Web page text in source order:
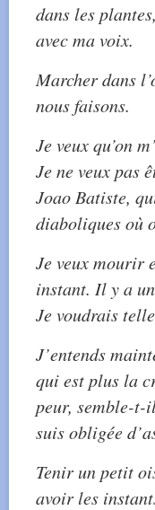
dans les
avec ma voix.
Marcher dans
nous faisons.
Je veux qu’on
Je ne veux pas
Joao Batiste,
diaboliques où
Je veux mourir
instant. Il y a
Je voudrais
J’entends
qui est plus la
peur, semble-t-
suis obligée
Tenir un petit
avoir les